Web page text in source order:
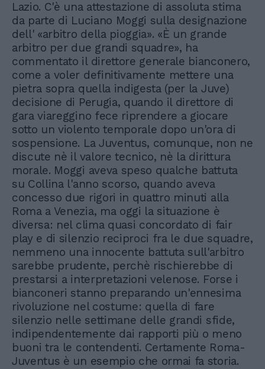
Lazio. C'è una attestazione di assoluta stima
da parte di Luciano Moggi sulla designazione
dell' «arbitro della pioggia». «È un grande
arbitro per due grandi squadre», ha
commentato il direttore generale bianconero,
come a voler definitivamente mettere una
pietra sopra quella indigesta (per la Juve)
decisione di Perugia, quando il direttore di
gara viareggino fece riprendere a giocare
sotto un violento temporale dopo un'ora di
sospensione. La Juventus, comunque, non ne
discute nè il valore tecnico, nè la dirittura
morale. Moggi aveva speso qualche battuta
su Collina l'anno scorso, quando aveva
concesso due rigori in quattro minuti alla
Roma a Venezia, ma oggi la situazione è
diversa: nel clima quasi concordato di fair
play e di silenzio reciproci fra le due squadre,
nemmeno una innocente battuta sull'arbitro
sarebbe prudente, perchè rischierebbe di
prestarsi a interpretazioni velenose. Forse i
bianconeri stanno preparando un'ennesima
rivoluzione nel costume: quella di fare
silenzio nelle settimane delle grandi sfide,
indipendentemente dai rapporti più o meno
buoni tra le contendenti. Certamente Roma-
Juventus è un esempio che ormai fa storia.